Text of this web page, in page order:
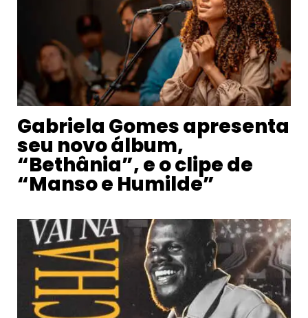
Gabriela Gomes apresenta
seu novo álbum,
“Bethânia”, e o clipe de
“Manso e Humilde”